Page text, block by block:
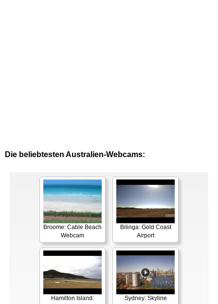
Die beliebtesten Australien-Webcams:
Broome: Cable Beach
Webcam
Bilinga: Gold Coast
Airport
Hamilton Island:
Sydney: Skyline